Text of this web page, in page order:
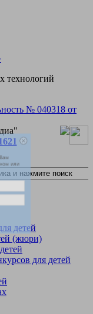
технологий
№ 040318 от
детей
(жюри)
для детей
Вас!
Вам
или